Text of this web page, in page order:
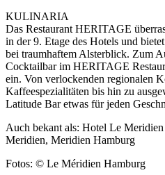
KULINARIA
Das Restaurant HERITAGE
in der 9. Etage des Hotels und
bei traumhaftem Alsterblick. Zum
Cocktailbar im HERITAGE
ein. Von verlockenden regionalen
Kaffeespezialitäten bis hin zu
Latitude Bar etwas für jeden
Auch bekant als: Hotel Le
Meridien, Meridien Hamburg
Fotos: © Le Méridien Hamburg